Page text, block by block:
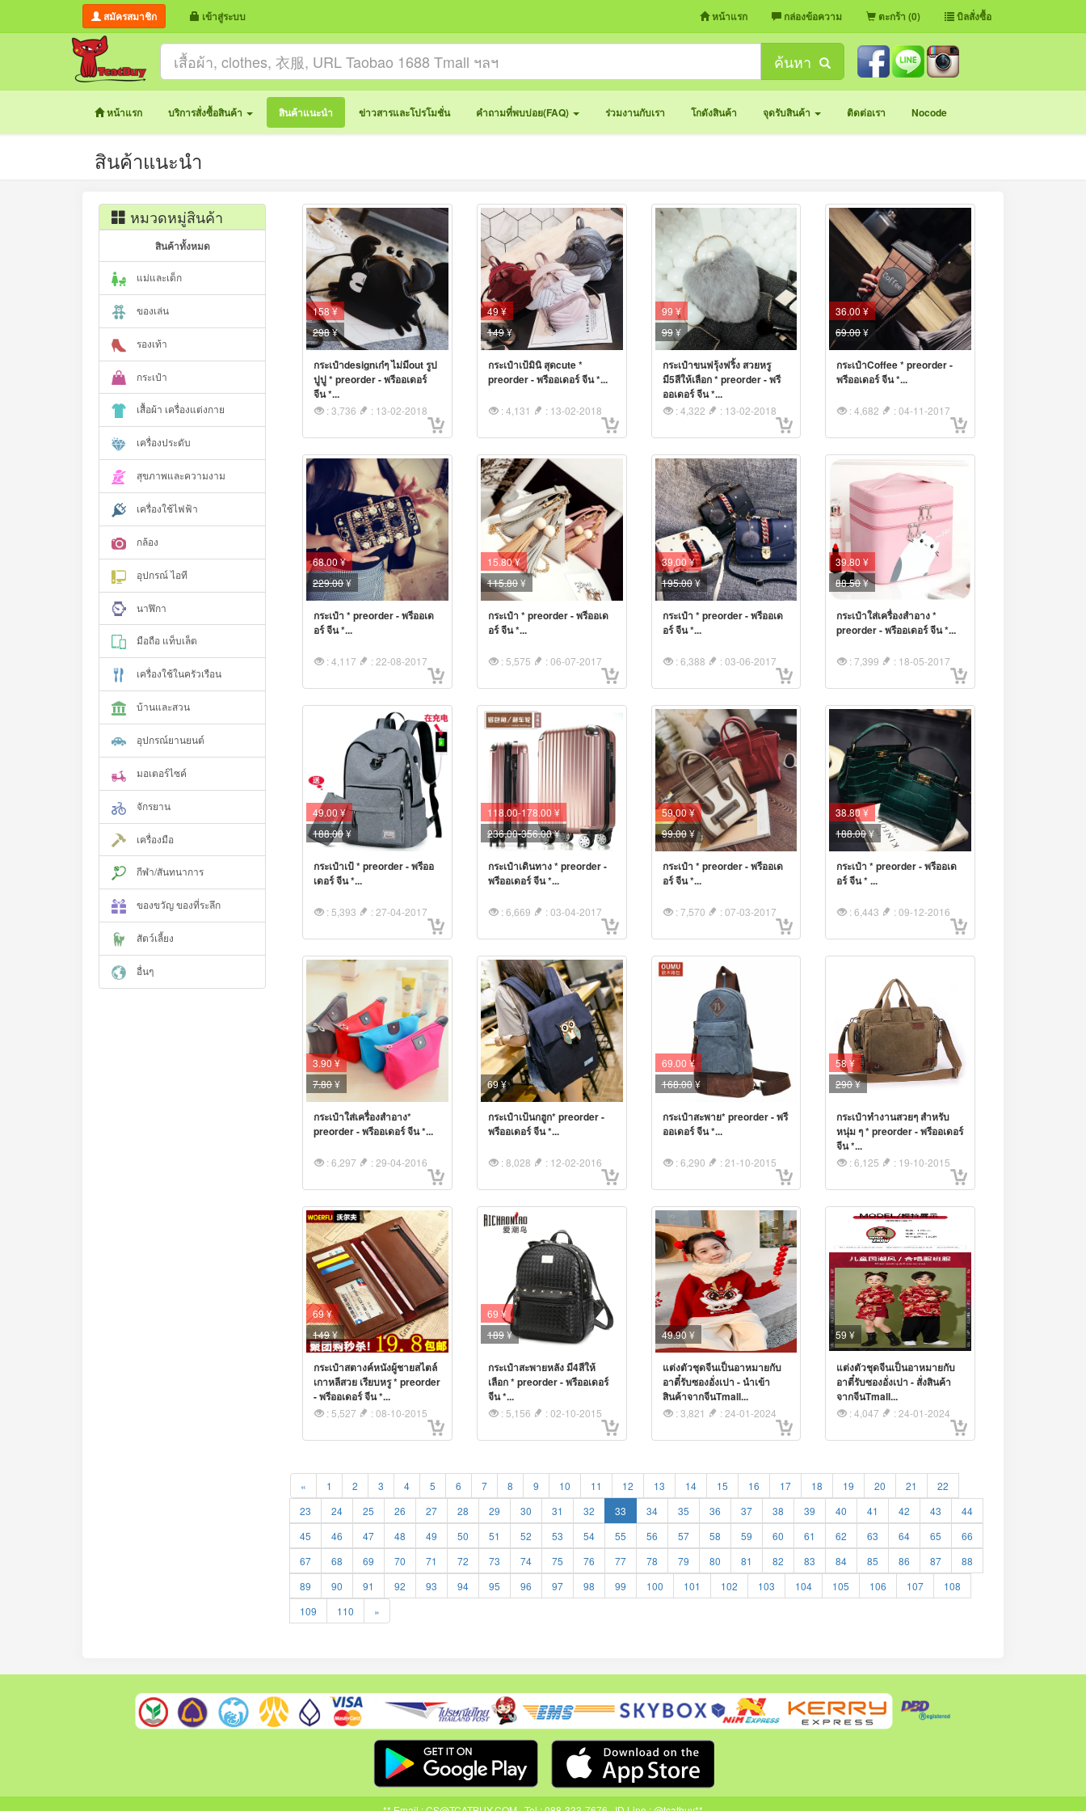
สมัครสมาชิก เข้าสู่ระบบ หน้าแรก กล่องข้อความ ตะกร้า (0) บิลสั่งซื้อ
ค้นหา
หน้าแรก บริการสั่งซื้อสินค้า สินค้าแนะนำ ข่าวสารและโปรโมชั่น คำถามที่พบบ่อย(FAQ) ร่วมงานกับเรา โกดังสินค้า จุดรับสินค้า ติดต่อเรา Nocode
สินค้าแนะนำ
หมวดหมู่สินค้า
สินค้าทั้งหมด
แม่และเด็ก
ของเล่น
รองเท้า
กระเป๋า
เสื้อผ้า เครื่องแต่งกาย
เครื่องประดับ
สุขภาพและความงาม
เครื่องใช้ไฟฟ้า
กล้อง
อุปกรณ์ ไอที
นาฬิกา
มือถือ แท็บเล็ต
เครื่องใช้ในครัวเรือน
บ้านและสวน
อุปกรณ์ยานยนต์
มอเตอร์ไซค์
จักรยาน
เครื่องมือ
กีฬา/สันทนาการ
ของขวัญ ของที่ระลึก
สัตว์เลี้ยง
อื่นๆ
158 ¥
298¥
กระเป๋าdesignเก๋ๆ ไม่มีout รูป
ปูปู * preorder - พรีออเดอร์
จีน *...
: 3,736 : 13-02-2018
49 ¥
149¥
กระเป๋าเป้มินิ สุดcute *
preorder - พรีออเดอร์ จีน *...
: 4,131 : 13-02-2018
99 ¥
99¥
กระเป๋าขนฟรุ้งฟริ้ง สวยหรู
มี5สีให้เลือก * preorder - พรี
ออเดอร์ จีน *...
: 4,322 : 13-02-2018
36.00 ¥
69.00¥
กระเป๋าCoffee * preorder -
พรีออเดอร์ จีน *...
: 4,682 : 04-11-2017
68.00 ¥
229.00¥
กระเป๋า * preorder - พรีออเด
อร์ จีน *...
: 4,117 : 22-08-2017
15.80 ¥
115.80¥
กระเป๋า * preorder - พรีออเด
อร์ จีน *...
: 5,575 : 06-07-2017
39.00 ¥
195.00¥
กระเป๋า * preorder - พรีออเด
อร์ จีน *...
: 6,388 : 03-06-2017
39.80 ¥
88.50¥
กระเป๋าใส่เครื่องสำอาง *
preorder - พรีออเดอร์ จีน *...
: 7,399 : 18-05-2017
49.00 ¥
188.00¥
กระเป๋าเป้ * preorder - พรีออ
เดอร์ จีน *...
: 5,393 : 27-04-2017
118.00-178.00 ¥
236.00-356.00¥
กระเป๋าเดินทาง * preorder -
พรีออเดอร์ จีน *...
: 6,669 : 03-04-2017
59.00 ¥
99.00¥
กระเป๋า * preorder - พรีออเด
อร์ จีน *...
: 7,570 : 07-03-2017
38.80 ¥
188.00¥
กระเป๋า * preorder - พรีออเด
อร์ จีน * ...
: 6,443 : 09-12-2016
3.90 ¥
7.80¥
กระเป๋าใส่เครื่องสำอาง*
preorder - พรีออเดอร์ จีน *...
: 6,297 : 29-04-2016
69 ¥
กระเป๋าเป้นกฮูก* preorder -
พรีออเดอร์ จีน *...
: 8,028 : 12-02-2016
69.00 ¥
168.00¥
กระเป๋าสะพาย* preorder - พรี
ออเดอร์ จีน *...
: 6,290 : 21-10-2015
58 ¥
290¥
กระเป๋าทำงานสวยๆ สำหรับ
หนุ่ม ๆ * preorder - พรีออเดอร์
จีน *...
: 6,125 : 19-10-2015
69 ¥
149¥
กระเป๋าสตางค์หนังผู้ชายสไตล์
เกาหลีสวย เรียบหรู * preorder
- พรีออเดอร์ จีน *...
: 5,527 : 08-10-2015
69 ¥
189¥
กระเป๋าสะพายหลัง มี4สีให้
เลือก * preorder - พรีออเดอร์
จีน *...
: 5,156 : 02-10-2015
49.90 ¥
แต่งตัวชุดจีนเป็นอาหมายกับ
อาตี๋รับซองอั่งเปา - นำเข้า
สินค้าจากจีนTmall...
: 3,821 : 24-01-2024
59 ¥
แต่งตัวชุดจีนเป็นอาหมายกับ
อาตี๋รับซองอั่งเปา - สั่งสินค้า
จากจีนTmall...
: 4,047 : 24-01-2024
« 1 2 3 4 5 6 7 8 9 10 11 12 13 14 15 16 17 18 19 20 21
22
23
24 25 26 27 28 29 30 31 32 33 34 35 36 37 38 39 40 41 42 43
44
45
46 47 48 49 50 51 52 53 54 55 56 57 58 59 60 61 62 63 64 65
66
67
68 69 70 71 72 73 74 75 76 77 78 79 80 81 82 83 84 85 86 87
88
89
90 91 92 93 94 95 96 97 98 99 100 101 102 103 104 105 106 107
108
109
110 »